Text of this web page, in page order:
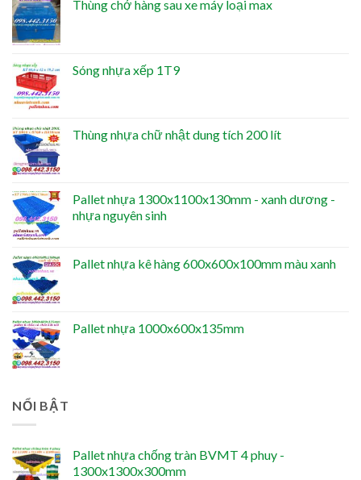
Thùng chở hàng sau xe máy loại max
Sóng nhựa xếp 1T9
Thùng nhựa chữ nhật dung tích 200 lít
Pallet nhựa 1300x1100x130mm - xanh dương -
nhựa nguyên sinh
Pallet nhựa kê hàng 600x600x100mm màu xanh
Pallet nhựa 1000x600x135mm
NỔI BẬT
Pallet nhựa chống tràn BVMT 4 phuy -
1300x1300x300mm